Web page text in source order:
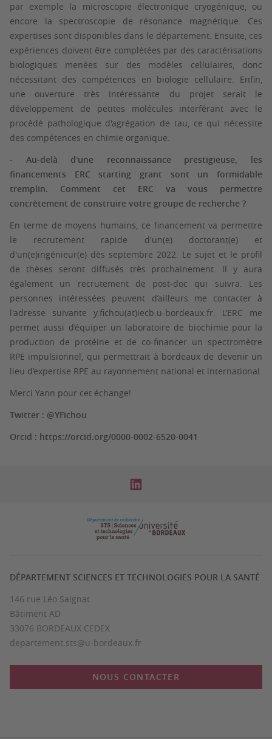
par exemple la microscopie électronique cryogénique, ou
encore la spectroscopie de résonance magnétique. Ces
expertises sont disponibles dans le département. Ensuite, ces
expériences doivent être complétées par des caractérisations
biologiques menées sur des modèles cellulaires, donc
nécessitant des compétences en biologie cellulaire. Enfin,
une ouverture très intéressante du projet serait le
développement de petites molécules interférant avec le
procédé pathologique d'agrégation de tau, ce qui nécessite
des compétences en chimie organique.
- Au-delà d'une reconnaissance prestigieuse, les
financements ERC starting grant sont un formidable
tremplin. Comment cet ERC va vous permettre
concrètement de construire votre groupe de recherche ?
En terme de moyens humains, ce financement va permettre
le recrutement rapide d'un(e) doctorant(e) et
d'un(e)ingénieur(e) dès septembre 2022. Le sujet et le profil
de thèses seront diffusés très prochainement. Il y aura
également un recrutement de post-doc qui suivra. Les
personnes intéressées peuvent d’ailleurs me contacter à
l'adresse suivante y.fichou(at)iecb.u-bordeaux.fr. L’ERC me
permet aussi d’équiper un laboratoire de biochimie pour la
production de protéine et de co-financer un spectromètre
RPE impulsionnel, qui permettrait à bordeaux de devenir un
lieu d’expertise RPE au rayonnement national et international.
Merci Yann pour cet échange!
Twitter : @YFichou
Orcid : https://orcid.org/0000-0002-6520-0041
DÉPARTEMENT SCIENCES ET TECHNOLOGIES POUR LA SANTÉ
146 rue Léo Saignat
Bâtiment AD
33076 BORDEAUX CEDEX
departement.sts@u-bordeaux.fr
NOUS CONTACTER